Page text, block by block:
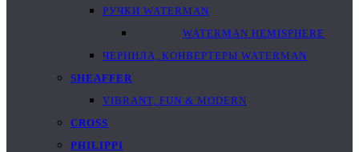
РУЧКИ WATERMAN
WATERMAN HEMISPHERE
ЧЕРНИЛА, КОНВЕРТЕРЫ WATERMAN
SHEAFFER
VIBRANT, FUN & MODERN
CROSS
PHILIPPI